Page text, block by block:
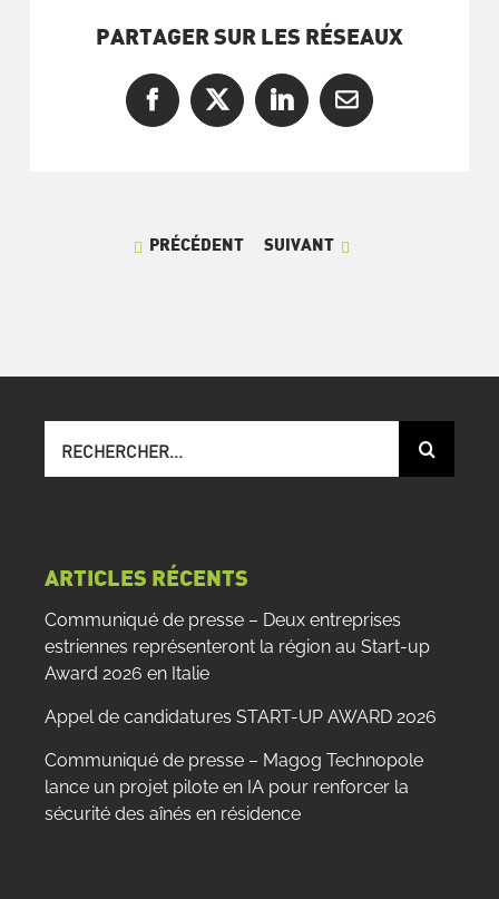
PARTAGER SUR LES RÉSEAUX
Facebook
X LinkedInCourriel
PRÉCÉDENT SUIVANT
sur
ARTICLES RÉCENTS
Communiqué de presse – Deux entreprises
estriennes représenteront la région au Start-up
Award 2026 en Italie
Appel de candidatures START-UP AWARD 2026
Communiqué de presse – Magog Technopole
lance un projet pilote en IA pour renforcer la
sécurité des aînés en résidence